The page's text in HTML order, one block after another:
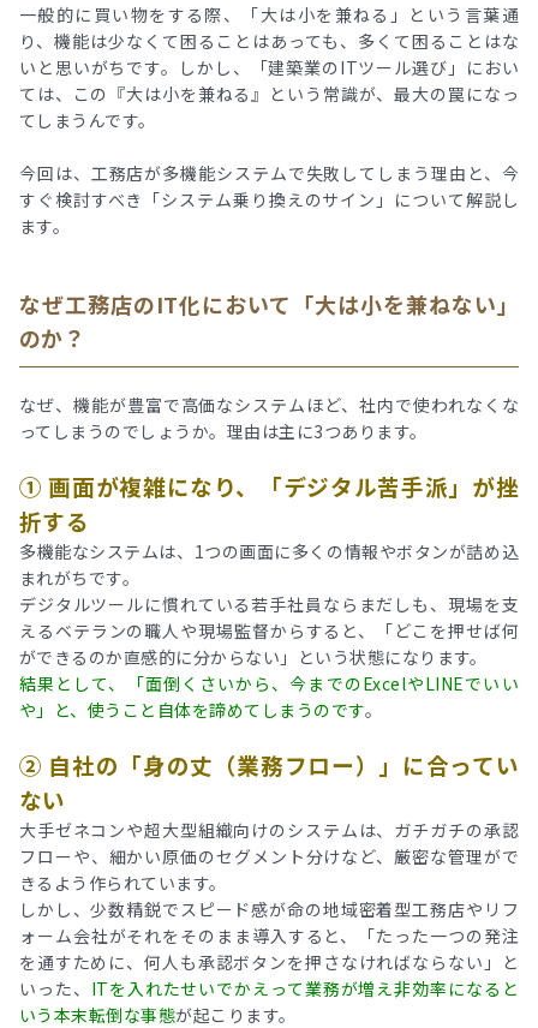
一般的に買い物をする際、「大は小を兼ねる」という言葉通
り、機能は少なくて困ることはあっても、多くて困ることはな
いと思いがちです。しかし、「建築業のITツール選び」におい
ては、この『大は小を兼ねる』という常識が、最大の罠になっ
てしまうんです。
今回は、工務店が多機能システムで失敗してしまう理由と、今
すぐ検討すべき「システム乗り換えのサイン」について解説し
ます。
なぜ工務店のIT化において「大は小を兼ねない」
のか？
なぜ、機能が豊富で高価なシステムほど、社内で使われなくな
ってしまうのでしょうか。理由は主に3つあります。
① 画面が複雑になり、「デジタル苦手派」が挫
折する
多機能なシステムは、1つの画面に多くの情報やボタンが詰め込
まれがちです。
デジタルツールに慣れている若手社員ならまだしも、現場を支
えるベテランの職人や現場監督からすると、「どこを押せば何
ができるのか直感的に分からない」という状態になります。
結果として、「面倒くさいから、今までのExcelやLINEでいい
や」と、使うこと自体を諦めてしまうのです。
② 自社の「身の丈（業務フロー）」に合ってい
ない
大手ゼネコンや超大型組織向けのシステムは、ガチガチの承認
フローや、細かい原価のセグメント分けなど、厳密な管理がで
きるよう作られています。
しかし、少数精鋭でスピード感が命の地域密着型工務店やリフ
ォーム会社がそれをそのまま導入すると、「たった一つの発注
を通すために、何人も承認ボタンを押さなければならない」と
いった、 ITを入れたせいでかえって業務が増え非効率になると
いう本末転倒な事態が起こります。